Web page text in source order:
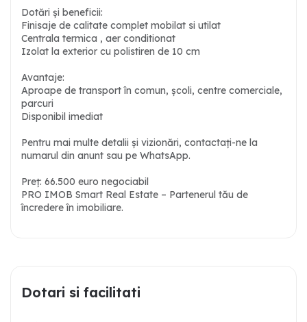
Dotări și beneficii:
Finisaje de calitate complet mobilat si utilat
Centrala termica , aer conditionat
Izolat la exterior cu polistiren de 10 cm
Avantaje:
Aproape de transport în comun, școli, centre comerciale,
parcuri
Disponibil imediat
Pentru mai multe detalii și vizionări, contactați-ne la
numarul din anunt sau pe WhatsApp.
Preț: 66.500 euro negociabil
PRO IMOB Smart Real Estate – Partenerul tău de
încredere în imobiliare.
Dotari si facilitati